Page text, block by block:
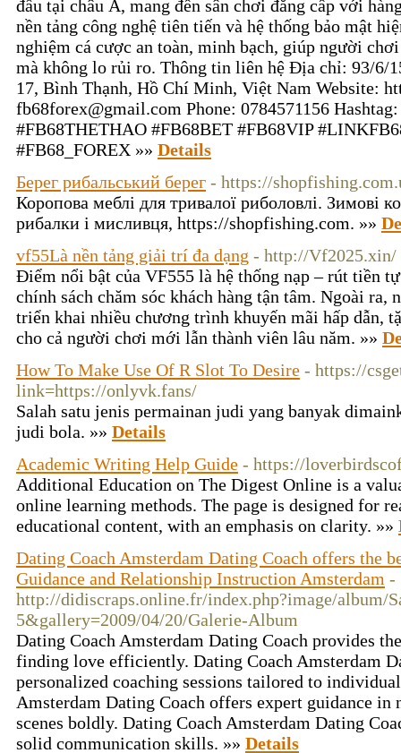
đầu tại châu Á, mang đến sân chơi đẳng cấp với
nền tảng công nghệ tiên tiến và hệ thống bảo mật
nghiệm cá cược an toàn, minh bạch, giúp người
mà không lo rủi ro. Thông tin liên hệ Địa chỉ: 93/6/
17, Bình Thạnh, Hồ Chí Minh, Việt Nam Website:
fb68forex@gmail.com Phone: 0784571156
#FB68THETHAO #FB68BET #FB68VIP
#FB68_FOREX »» Details
Берег рибальський берег - https://
Коропова меблі для тривалої риболовлі. Зимові
рибалки і мисливця, https://shopfishing.com. »»
vf55Là nền tảng giải trí đa dạng - http://Vf2025.xin/
Điểm nổi bật của VF555 là hệ thống nạp – rút tiền
chính sách chăm sóc khách hàng tận tâm. Ngoài ra,
triển khai nhiều chương trình khuyến mãi hấp dẫn,
cho cả người chơi mới lẫn thành viên lâu năm. »»
How To Make Use Of R Slot To Desire - https://
link=https://onlyvk.fans/
Salah satu jenis permainan judi yang banyak
judi bola. »» Details
Academic Writing Help Guide - https://
Additional Education on The Digest Online is a
online learning methods. The page is designed for
educational content, with an emphasis on clarity. »»
Dating Coach Amsterdam Dating Coach offers the
Guidance and Relationship Instruction Amsterdam -
http://didiscraps.online.fr/index.php?image/album/
5&gallery=2009/04/20/Galerie-Album
Dating Coach Amsterdam Dating Coach provides
finding love efficiently. Dating Coach Amsterdam
personalized coaching sessions tailored to
Amsterdam Dating Coach offers expert guidance
scenes boldly. Dating Coach Amsterdam Dating
solid communication skills. »» Details